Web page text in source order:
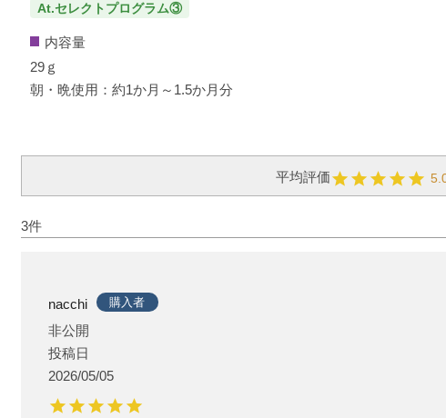
At.セレクトプログラム③
内容量
29ｇ
朝・晩使用：約1か月～1.5か月分
3
nacchi 購入者
非公開
投稿日
2026/05/05